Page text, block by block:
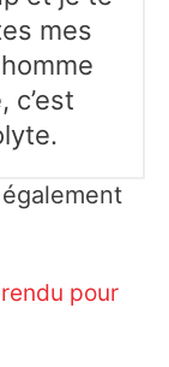
mes
c’est
pour